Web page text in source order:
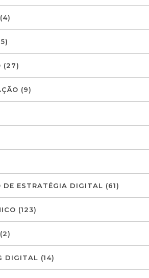
(4)
(27)
(9)
DE ESTRATÉGIA DIGITAL (61)
(123)
(2)
DIGITAL (14)